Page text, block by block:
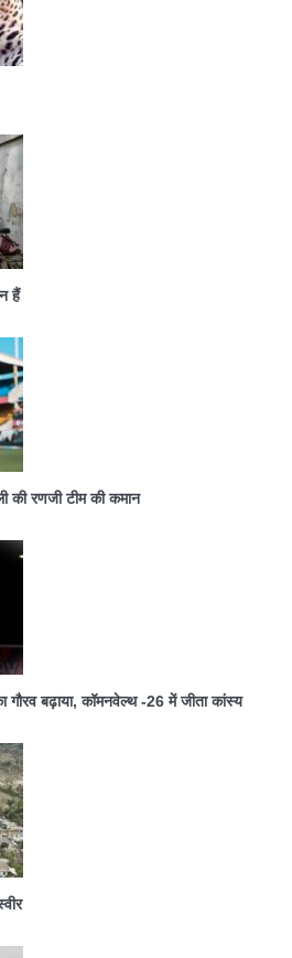
हैं
की रणजी टीम की कमान
गौरव बढ़ाया, कॉमनवेल्थ -26 में जीता कांस्य